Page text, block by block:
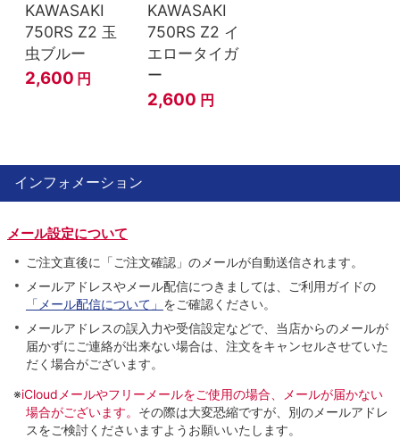
KAWASAKI
750RS Z2 玉
虫ブルー
2,600 円
KAWASAKI
750RS Z2 イ
エロータイガ
ー
2,600 円
インフォメーション
メール設定について
ご注文直後に「ご注文確認」のメールが自動送信されます。
メールアドレスやメール配信につきましては、ご利用ガイドの
「メール配信について」 をご確認ください。
メールアドレスの誤入力や受信設定などで、当店からのメールが
届かずにご連絡が出来ない場合は、注文をキャンセルさせていた
だく場合がございます。
※iCloudメールやフリーメールをご使用の場合、メールが届かない
場合がございます。 その際は大変恐縮ですが、別のメールアドレ
スをご検討くださいますようお願いいたします。